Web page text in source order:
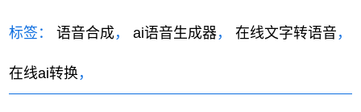
标签：语音合成 ，ai语音生成器，在线文字转语音 ，
在线ai转换 ，